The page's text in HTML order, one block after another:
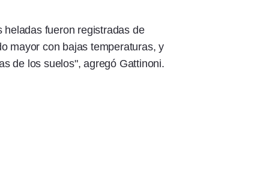
fueron registradas de
mayor con bajas temperaturas, y
de los suelos", agregó Gattinoni.